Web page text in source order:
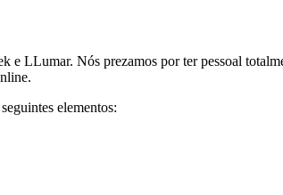
LLumar. Nós prezamos por ter pessoal
elementos: